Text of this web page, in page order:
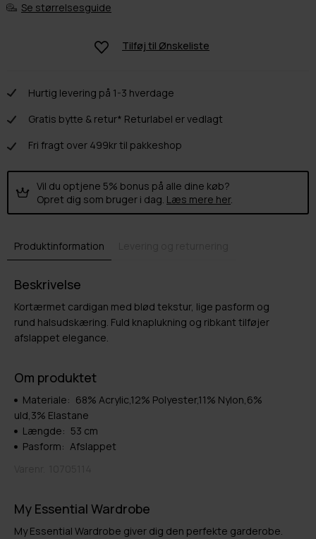
Se størrelsesguide
Tilføj til Ønskeliste
Hurtig levering på 1-3 hverdage
Gratis bytte & retur* Returlabel er vedlagt
Fri fragt over 499kr til pakkeshop
Vil du optjene 5% bonus på alle dine køb?
Opret dig som bruger i dag. Læs mere her.
Produktinformation
Beskrivelse
Kortærmet cardigan med blød tekstur, lige pasform og
rund halsudskæring. Fuld knaplukning og ribkant tilføjer
afslappet elegance.
Om produktet
Materiale: 68% Acrylic,12% Polyester,11% Nylon,6%
uld,3% Elastane
Længde: 53 cm
Pasform: Afslappet
My Essential Wardrobe
My Essential Wardrobe giver dig den perfekte garderobe.